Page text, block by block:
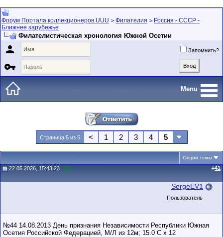
Форум Портала коллекционеров UUU > Филателия > Россия - СССР -
Ближнее зарубежье
Филателистическая хронология Южной Осетии
 Запомнить?

Menu
Страница 5 из 5 < 1 2 3 4 5
Опции темы
22.05.2026, 15:43:23 #41
SergeEV1
Пользователь
№44 14.08.2013 День признания Независимости Республики Южная
Осетия Российской Федерацией, М/Л из 12м; 15.0 C х 12